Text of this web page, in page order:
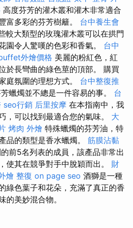
高度芬芳的灌木叢和灌木非常適合
富多彩的芬芳樹籬。 台中養生會
較大類型的玫瑰灌木叢可以在拱門
園令人驚嘆的色彩和香氣。 台中
外燴價格 美麗的粉紅色，紅
於長彎曲的綠色莖的頂部。 購買
庭氛圍的理想方式。 台中整復推
蠟燭並不總是一件容易的事。 台
seo行銷 后里按摩 在本指南中，我
，可以找到最適合您的氣味。 大
烤肉 外燴 特殊蠟燭的芬芳油，特
品的類型是香水蠟燭。 筋膜沾黏
前5名列表的成員，該產品非常出
使其在競爭對手中脫穎而出。 財
燴 整復 on page seo 酒獅是一種
綠色葉子和花朵，充滿了真正的香
的美妙混合物。